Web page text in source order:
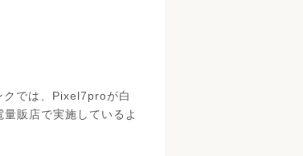
では、Pixel7proが白
販店で実施しているよ